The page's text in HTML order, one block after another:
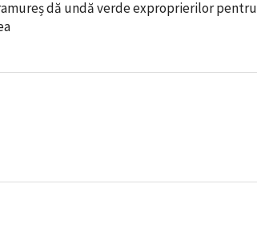
dă undă verde exproprierilor pentru